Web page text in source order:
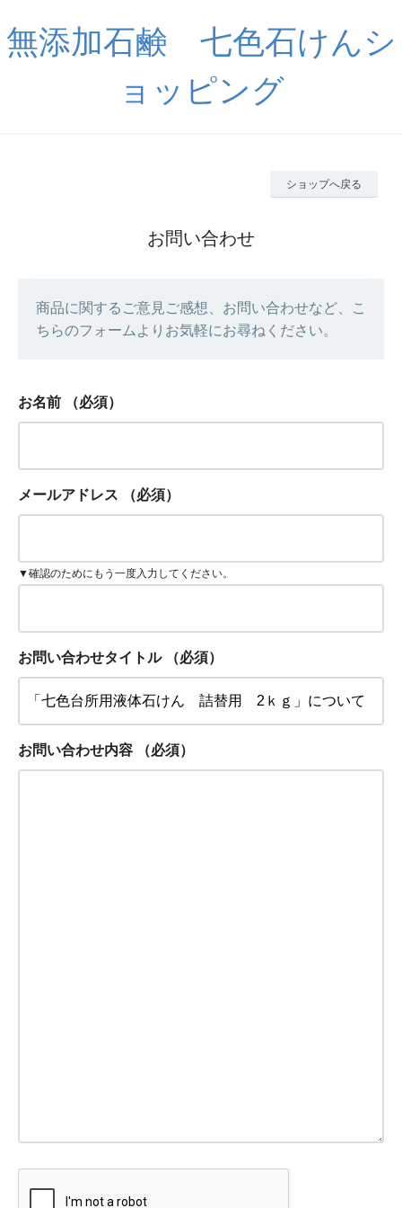
無添加石鹸 七色石けんシ
ョッピング
ショップへ戻る
お問い合わせ
商品に関するご意見ご感想、お問い合わせなど、こ
ちらのフォームよりお気軽にお尋ねください。
お名前 （必須）
メールアドレス （必須）
▼確認のためにもう一度入力してください。
お問い合わせタイトル （必須）
お問い合わせ内容 （必須）